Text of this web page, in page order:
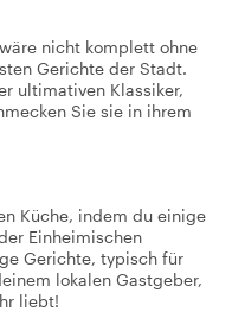
nicht komplett ohne
Gerichte der Stadt.
ultimativen Klassiker,
Sie sie in ihrem
Küche, indem du einige
Einheimischen
Gerichte, typisch für
lokalen Gastgeber,
liebt!